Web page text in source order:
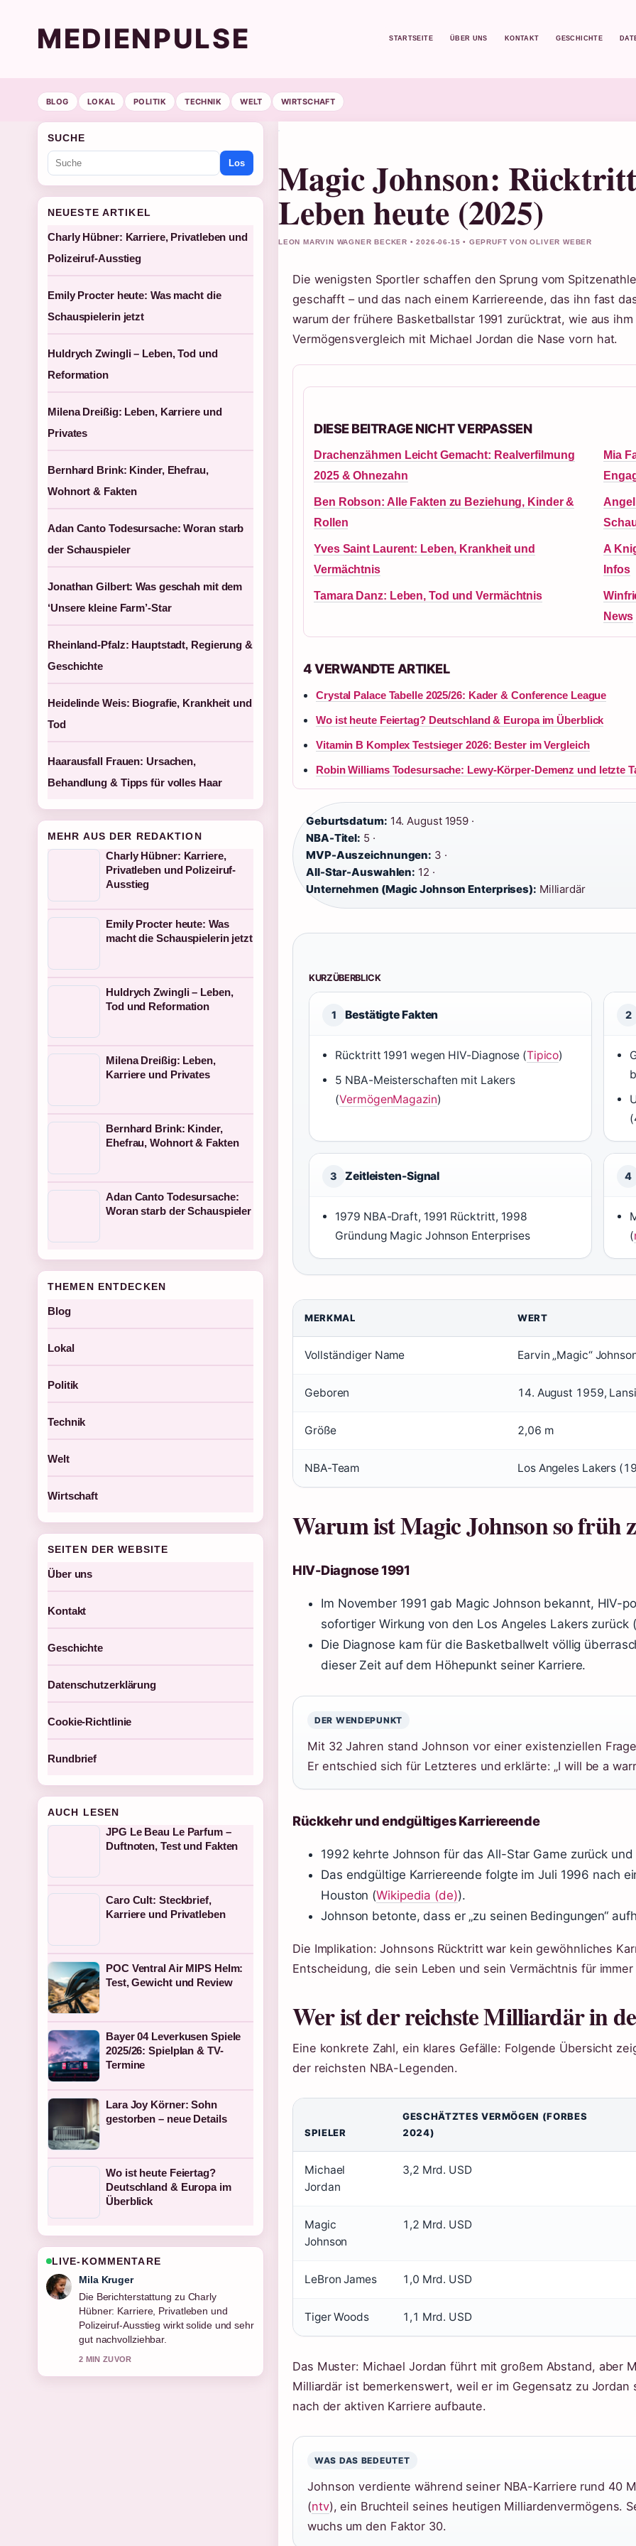
MEDIENPULSE STARTSEITE ÜBER UNS KONTAKT GESCHICHTE
BLOG LOKAL POLITIK TECHNIK WELT WIRTSCHAFT
Magic Johnson:
Leben heute (2025)
LEON MARVIN WAGNER BECKER • 2026-06-15 • GEPRUFT VON OLIVER WEBER
Die wenigsten Sportler schaffen den Sprung vom
geschafft – und das nach einem Karriereende, das ihn fast
warum der frühere Basketballstar 1991 zurücktrat, wie aus
Vermögensvergleich mit Michael Jordan die Nase vorn hat.
DIESE BEITRAGE NICHT VERPASSEN
Drachenzähmen Leicht Gemacht: Realverfilmung
2025 & Ohnezahn
Mia
Ben Robson: Alle Fakten zu Beziehung, Kinder &
Rollen
Yves Saint Laurent: Leben, Krankheit und
Vermächtnis
A
Infos
Tamara Danz: Leben, Tod und Vermächtnis
News
4 VERWANDTE ARTIKEL
Crystal Palace Tabelle 2025/26: Kader & Conference League
Wo ist heute Feiertag? Deutschland & Europa im Überblick
Vitamin B Komplex Testsieger 2026: Bester im Vergleich
Robin Williams Todesursache: Lewy-Körper-Demenz und letzte
Geburtsdatum: 14. August 1959 ·
NBA-Titel: 5 ·
MVP-Auszeichnungen: 3 ·
All-Star-Auswahlen: 12 ·
Unternehmen (Magic Johnson Enterprises): Milliardär
KURZÜBERBLICK
1 Bestätigte Fakten
Rücktritt 1991 wegen HIV-Diagnose (Tipico)
5 NBA-Meisterschaften mit Lakers
(VermögenMagazin)
2
3 Zeitleisten-Signal
1979 NBA-Draft, 1991 Rücktritt, 1998
Gründung Magic Johnson Enterprises
4
(
MERKMAL WERT
Vollständiger Name Earvin „Magic“
Geboren 14. August 1959,
Größe 2,06 m
NBA-Team Los Angeles Lakers
Warum ist Magic Johnson so früh
HIV-Diagnose 1991
Im November 1991 gab Magic Johnson bekannt, HIV-
sofortiger Wirkung von den Los Angeles Lakers zurück (
Die Diagnose kam für die Basketballwelt völlig
dieser Zeit auf dem Höhepunkt seiner Karriere.
DER WENDEPUNKT
Mit 32 Jahren stand Johnson vor einer existenziellen
Er entschied sich für Letzteres und erklärte: „I will be a
Rückkehr und endgültiges Karriereende
1992 kehrte Johnson für das All-Star Game zurück
Das endgültige Karriereende folgte im Juli 1996 nach
Houston (Wikipedia (de)).
Johnson betonte, dass er „zu seinen Bedingungen“
Die Implikation: Johnsons Rücktritt war kein gewöhnliches
Entscheidung, die sein Leben und sein Vermächtnis für
Wer ist der reichste Milliardär in
Eine konkrete Zahl, ein klares Gefälle: Folgende Übersicht
der reichsten NBA-Legenden.
SPIELER
GESCHÄTZTES VERMÖGEN (FORBES
2024)
Michael
Jordan
3,2 Mrd. USD
Magic
Johnson
1,2 Mrd. USD
LeBron James 1,0 Mrd. USD
Tiger Woods 1,1 Mrd. USD
Das Muster: Michael Jordan führt mit großem Abstand, aber
Milliardär ist bemerkenswert, weil er im Gegensatz zu
nach der aktiven Karriere aufbaute.
WAS DAS BEDEUTET
Johnson verdiente während seiner NBA-Karriere rund 40
(ntv), ein Bruchteil seines heutigen Milliardenvermögens.
wuchs um den Faktor 30.
SUCHE
Los
NEUESTE ARTIKEL
Charly Hübner: Karriere, Privatleben und
Polizeiruf-Ausstieg
Emily Procter heute: Was macht die
Schauspielerin jetzt
Huldrych Zwingli – Leben, Tod und
Reformation
Milena Dreißig: Leben, Karriere und
Privates
Bernhard Brink: Kinder, Ehefrau,
Wohnort & Fakten
Adan Canto Todesursache: Woran starb
der Schauspieler
Jonathan Gilbert: Was geschah mit dem
‘Unsere kleine Farm’-Star
Rheinland-Pfalz: Hauptstadt, Regierung &
Geschichte
Heidelinde Weis: Biografie, Krankheit und
Tod
Haarausfall Frauen: Ursachen,
Behandlung & Tipps für volles Haar
MEHR AUS DER REDAKTION
Charly Hübner: Karriere,
Privatleben und Polizeiruf-
Ausstieg
Emily Procter heute: Was
macht die Schauspielerin jetzt
Huldrych Zwingli – Leben,
Tod und Reformation
Milena Dreißig: Leben,
Karriere und Privates
Bernhard Brink: Kinder,
Ehefrau, Wohnort & Fakten
Adan Canto Todesursache:
Woran starb der Schauspieler
THEMEN ENTDECKEN
Blog
Lokal
Politik
Technik
Welt
Wirtschaft
SEITEN DER WEBSITE
Über uns
Kontakt
Geschichte
Datenschutzerklärung
Cookie-Richtlinie
Rundbrief
AUCH LESEN
JPG Le Beau Le Parfum –
Duftnoten, Test und Fakten
Caro Cult: Steckbrief,
Karriere und Privatleben
POC Ventral Air MIPS Helm:
Test, Gewicht und Review
Bayer 04 Leverkusen Spiele
2025/26: Spielplan & TV-
Termine
Lara Joy Körner: Sohn
gestorben – neue Details
Wo ist heute Feiertag?
Deutschland & Europa im
Überblick
LIVE-KOMMENTARE
Jonas Wagner
Gute Verifikationsarbeit zu Emily
Procter heute: Was macht die
Schauspielerin.... Mehr Medien sollten
so schreiben.
4 MIN ZUVOR